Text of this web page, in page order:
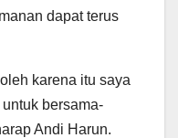
dapat terus
karena itu saya
bersama-
Andi Harun.